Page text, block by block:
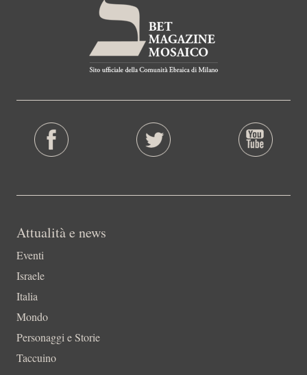
Attualità e news
Eventi
Israele
Italia
Mondo
Personaggi e Storie
Taccuino